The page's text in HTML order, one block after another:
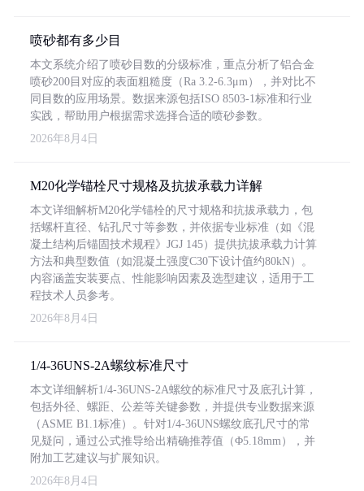
喷砂都有多少目
本文系统介绍了喷砂目数的分级标准，重点分析了铝合金
喷砂200目对应的表面粗糙度（Ra 3.2-6.3μm），并对比不
同目数的应用场景。数据来源包括ISO 8503-1标准和行业
实践，帮助用户根据需求选择合适的喷砂参数。
2026年8月4日
M20化学锚栓尺寸规格及抗拔承载力详解
本文详细解析M20化学锚栓的尺寸规格和抗拔承载力，包
括螺杆直径、钻孔尺寸等参数，并依据专业标准（如《混
凝土结构后锚固技术规程》JGJ 145）提供抗拔承载力计算
方法和典型数值（如混凝土强度C30下设计值约80kN）。
内容涵盖安装要点、性能影响因素及选型建议，适用于工
程技术人员参考。
2026年8月4日
1/4-36UNS-2A螺纹标准尺寸
本文详细解析1/4-36UNS-2A螺纹的标准尺寸及底孔计算，
包括外径、螺距、公差等关键参数，并提供专业数据来源
（ASME B1.1标准）。针对1/4-36UNS螺纹底孔尺寸的常
见疑问，通过公式推导给出精确推荐值（Φ5.18mm），并
附加工艺建议与扩展知识。
2026年8月4日